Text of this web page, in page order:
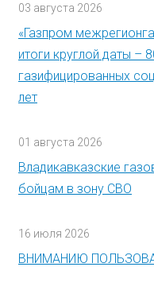
03 августа 2026
«Газпром
итоги круглой даты –
газифицированных
лет
01 августа 2026
Владикавказские
бойцам в зону СВО
16 июля 2026
ВНИМАНИЮ